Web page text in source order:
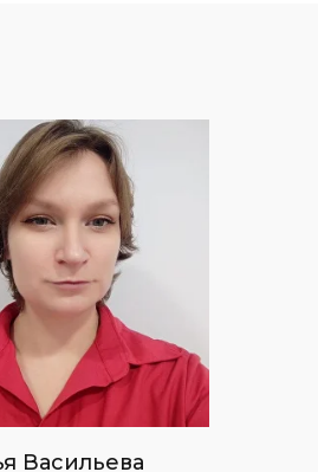
Васильева